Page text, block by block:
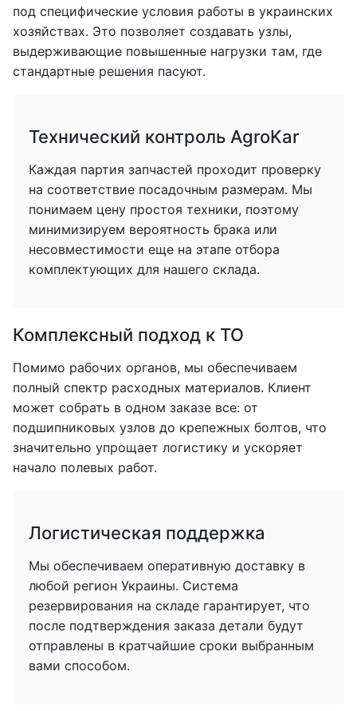
под специфические условия работы в украинских
хозяйствах. Это позволяет создавать узлы,
выдерживающие повышенные нагрузки там, где
стандартные решения пасуют.
Технический контроль AgroKar
Каждая партия запчастей проходит проверку
на соответствие посадочным размерам. Мы
понимаем цену простоя техники, поэтому
минимизируем вероятность брака или
несовместимости еще на этапе отбора
комплектующих для нашего склада.
Комплексный подход к ТО
Помимо рабочих органов, мы обеспечиваем
полный спектр расходных материалов. Клиент
может собрать в одном заказе все: от
подшипниковых узлов до крепежных болтов, что
значительно упрощает логистику и ускоряет
начало полевых работ.
Логистическая поддержка
Мы обеспечиваем оперативную доставку в
любой регион Украины. Система
резервирования на складе гарантирует, что
после подтверждения заказа детали будут
отправлены в кратчайшие сроки выбранным
вами способом.